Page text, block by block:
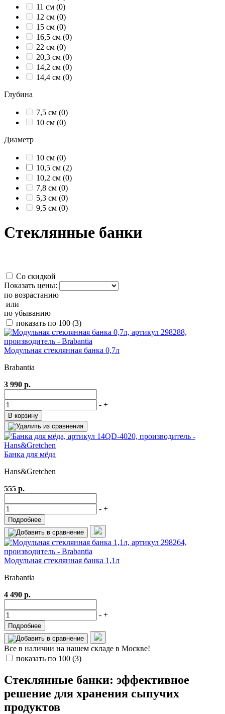
11 см (0)
12 см (0)
15 см (0)
16,5 см (0)
22 см (0)
20,3 см (0)
14,2 см (0)
14,4 см (0)
Глубина
7,5 см (0)
10 см (0)
Диаметр
10 см (0)
10,5 см (2)
10,2 см (0)
7,8 см (0)
5,3 см (0)
9,5 см (0)
Стеклянные банки
Со скидкой
Показать цены:
по возрастанию
или
по убыванию
показать по 100 (3)
Модульная стеклянная банка 0,7л
Brabantia
3 990 р.
- +
В корзину
Банка для мёда
Hans&Gretchen
555 р.
- +
Подробнее
Модульная стеклянная банка 1,1л
Brabantia
4 490 р.
- +
Подробнее
Все в наличии на нашем складе в Москве!
показать по 100 (3)
Стеклянные банки: эффективное
решение для хранения сыпучих
продуктов